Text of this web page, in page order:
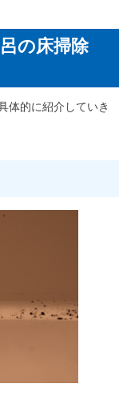
の床掃除
体的に紹介していき